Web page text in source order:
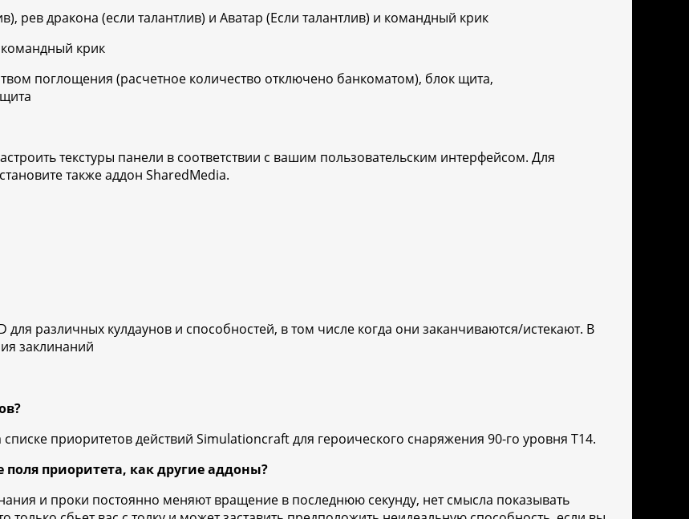
рев дракона (если талантлив) и Аватар (Если талантлив) и командный крик
крик
поглощения (расчетное количество отключено банкоматом), блок щита,
текстуры панели в соответствии с вашим пользовательским интерфейсом. Для
также аддон SharedMedia.
для различных кулдаунов и способностей, в том числе когда они заканчиваются/истекают. В
заклинаний
приоритетов действий Simulationcraft для героического снаряжения 90-го уровня T14.
приоритета, как другие аддоны?
и проки постоянно меняют вращение в последнюю секунду, нет смысла показывать